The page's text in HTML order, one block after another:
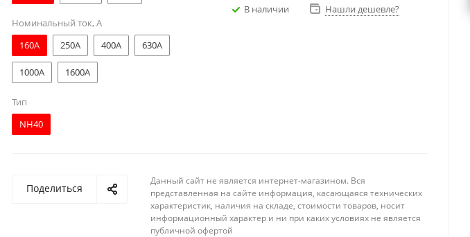
Номинальный ток, А
160A
250A 400A 630A
1000A 1600A
Тип
NH40
В наличии Нашли дешевле?
Поделиться
Данный сайт не является интернет-магазином. Вся
представленная на сайте информация, касающаяся технических
характеристик, наличия на складе, стоимости товаров, носит
информационный характер и ни при каких условиях не является
публичной офертой